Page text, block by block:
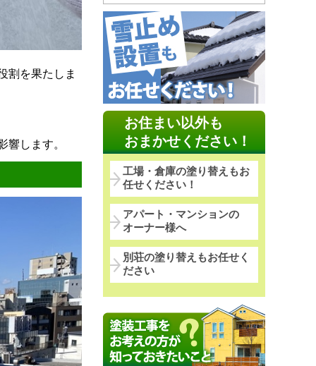
割を果たしま
響します。
お住まい以外も
おまかせください！
工場・倉庫の塗り替えもお
任せください！
アパート・マンションの
オーナー様へ
別荘の塗り替えもお任せく
ださい